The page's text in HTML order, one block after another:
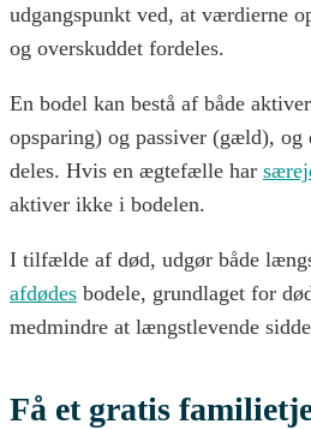
udgangspunkt ved, at værdierne
og overskuddet fordeles.
En bodel kan bestå af både
opsparing) og passiver (gæld), og
deles. Hvis en ægtefælle har
aktiver ikke i bodelen.
I tilfælde af død, udgør både
afdødes bodele, grundlaget for
medmindre at længstlevende
Få et gratis